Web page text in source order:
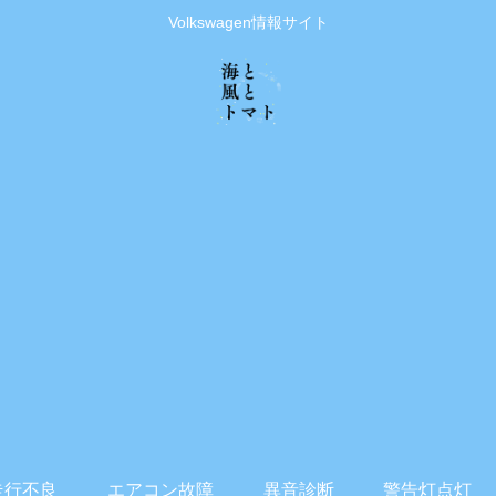
Volkswagen情報サイト
行不良 エアコン故障 異音診断 警告灯点灯